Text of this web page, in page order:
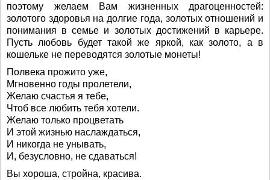
поэтому желаем Вам жизненных драгоценностей:
золотого здоровья на долгие года, золотых отношений и
понимания в семье и золотых достижений в карьере.
Пусть любовь будет такой же яркой, как золото, а в
кошельке не переводятся золотые монеты!
Полвека прожито уже,
Мгновенно годы пролетели,
Желаю счастья я тебе,
Чтоб все любить тебя хотели.
Желаю только процветать
И этой жизнью наслаждаться,
И никогда не унывать,
И, безусловно, не сдаваться!
Вы хороша, стройна, красива.